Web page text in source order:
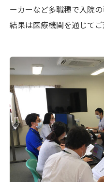
ーカーなど多職種で入院の
結果は医療機関を通じてご